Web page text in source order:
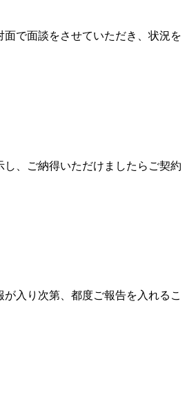
面で面談をさせていただき 、 状況を
し、 ご納得いただけましたらご契約
が入り次第、 都度ご報告を入れるこ